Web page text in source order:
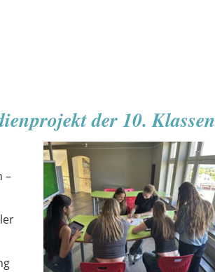
der 10. Klassen
–